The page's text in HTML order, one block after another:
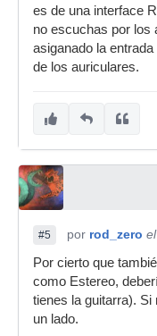
es de una interface
no escuchas por los
asiganado la
de los auriculares.
#5 por rod_zero
Por cierto que
como Estereo,
tienes la guitarra).
un lado.